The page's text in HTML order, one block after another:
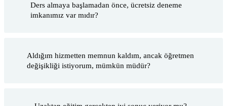
Ders almaya başlamadan önce, ücretsiz deneme
imkanımız var mıdır?
Aldığım hizmetten memnun kaldım, ancak öğretmen
değişikliği istiyorum, mümkün müdür?